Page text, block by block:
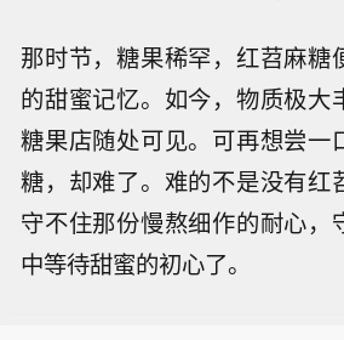
那时节，糖果稀罕，红苕麻糖
的甜蜜记忆。如今，物质极大
糖果店随处可见。可再想尝一
糖，却难了。难的不是没有红
守不住那份慢熬细作的耐心，
中等待甜蜜的初心了。